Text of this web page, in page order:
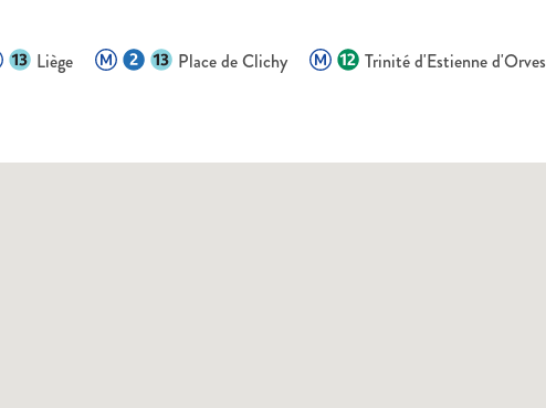
Liège Place de Clichy Trinité d'Estienne d'Orves